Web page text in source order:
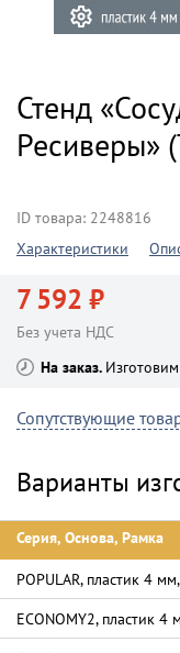
Стенд
Ресиверы»
ID товара: 2248816
Характеристики
7 592 ₽
Без учета НДС
На заказ
Сопутствующие
Варианты
Серия, Основа, Рамка
POPULAR, пластик 4
ECONOMY2, пластик 4